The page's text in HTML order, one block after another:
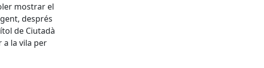
mostrar el
després
de Ciutadà
a la vila per